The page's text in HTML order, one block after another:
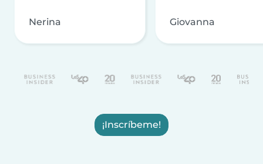
Nerina Giovanna
¡Inscríbeme!